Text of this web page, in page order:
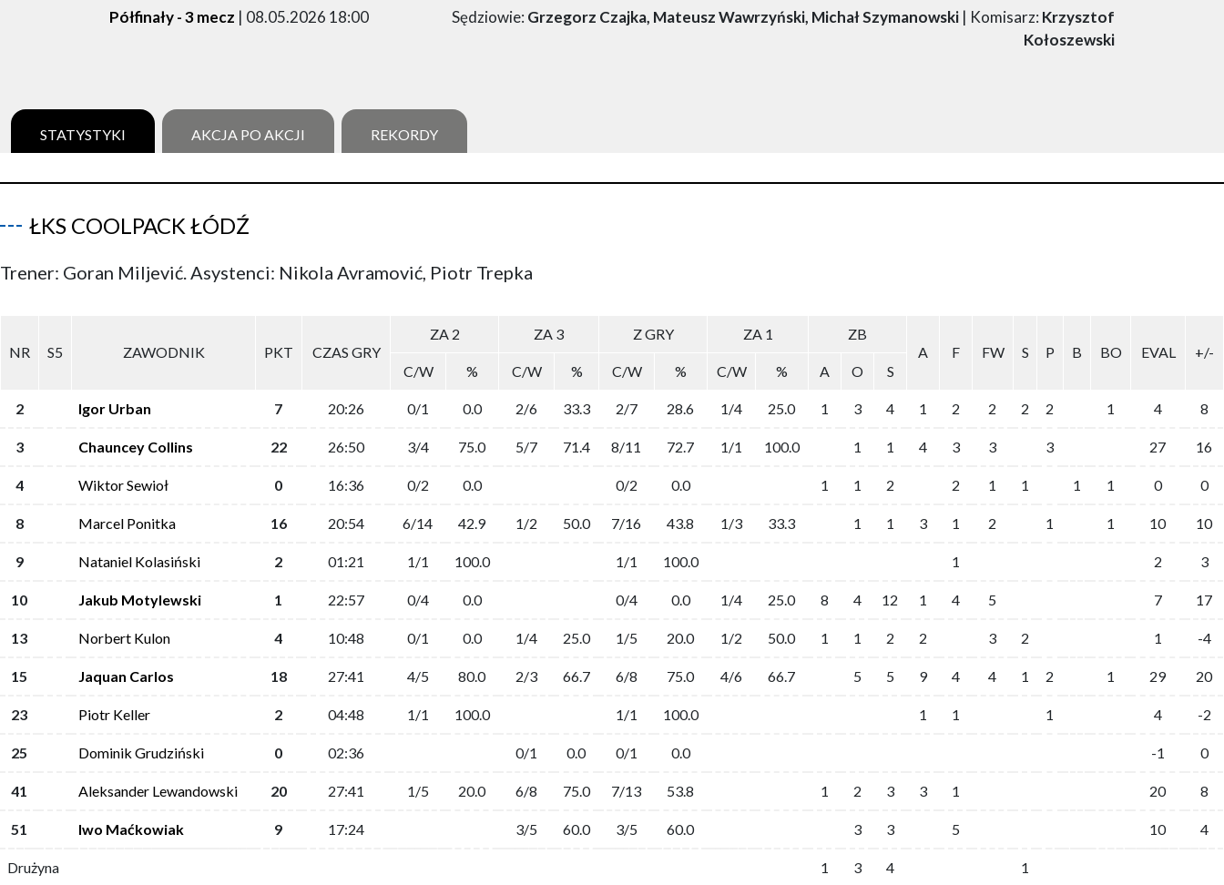
Półfinały - 3 mecz | 08.05.2026 18:00 Sędziowie: Grzegorz Czajka, Mateusz Wawrzyński, Michał Szymanowski| Komisarz: Krzysztof
Kołoszewski
STATYSTYKI AKCJA PO AKCJI REKORDY
ŁKS COOLPACK ŁÓDŹ
Trener: Goran Miljević. Asystenci: Nikola Avramović, Piotr Trepka
NR S5 ZAWODNIK PKT CZAS GRY
ZA 2 ZA 3 Z GRY ZA 1
ZB
A
F FW S P B BO EVAL
+/-
C/W
% C/W % C/W % C/W % A O S
2 Igor Urban 7 20:26 0/1 0.0 2/6 33.3 2/7 28.6 1/4 25.0 1 3 4 1 2 2 2 2 1 4 8
3 Chauncey Collins 22 26:50 3/4 75.0 5/7 71.4 8/11 72.7 1/1 100.0 1 1 4 3 3 3 27 16
4 Wiktor Sewioł 0 16:36 0/2 0.0 0/2 0.0 1 1 2 2 1 1 1 1 0 0
8 Marcel Ponitka 16 20:54 6/14 42.9 1/2 50.0 7/16 43.8 1/3 33.3 1 1 3 1 2 1 1 10 10
9 Nataniel Kolasiński 2 01:21 1/1 100.0 1/1 100.0 1 2 3
10 Jakub Motylewski 1 22:57 0/4 0.0 0/4 0.0 1/4 25.0 8 4 12 1 4 5 7 17
13 Norbert Kulon 4 10:48 0/1 0.0 1/4 25.0 1/5 20.0 1/2 50.0 1 1 2 2 3 2 1 -4
15 Jaquan Carlos 18 27:41 4/5 80.0 2/3 66.7 6/8 75.0 4/6 66.7 5 5 9 4 4 1 2 1 29 20
23 Piotr Keller 2 04:48 1/1 100.0 1/1 100.0 1 1 1 4 -2
25 Dominik Grudziński 0 02:36 0/1 0.0 0/1 0.0 -1 0
41 Aleksander Lewandowski 20 27:41 1/5 20.0 6/8 75.0 7/13 53.8 1 2 3 3 1 20 8
51 Iwo Maćkowiak 9 17:24 3/5 60.0 3/5 60.0 3 3 5 10 4
Drużyna 1 3 4 1